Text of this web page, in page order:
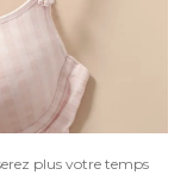
plus votre temps à